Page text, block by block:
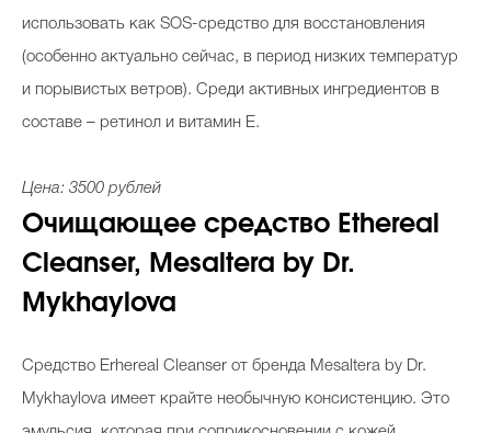
использовать как SOS-средство для восстановления
(особенно актуально сейчас, в период низких температур
и порывистых ветров). Среди активных ингредиентов в
составе – ретинол и витамин Е.
Цена: 3500 рублей
Очищающее средство Ethereal
Cleanser, Mesaltera by Dr.
Mykhaylova
Средство Erhereal Cleanser от бренда Mesaltera by Dr.
Mykhaylova имеет крайте необычную консистенцию. Это